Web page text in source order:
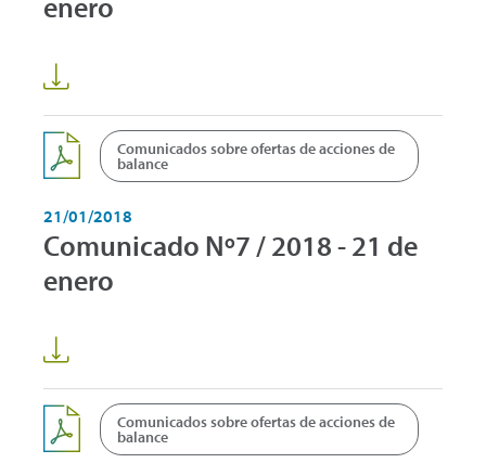
Comunicados sobre ofertas de acciones de
balance
21/01/2018
Comunicado Nº7 / 2018 - 21 de
enero
Comunicados sobre ofertas de acciones de
balance